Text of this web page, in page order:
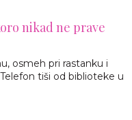
nikad ne prave
osmeh pri rastanku i
tiši od biblioteke u